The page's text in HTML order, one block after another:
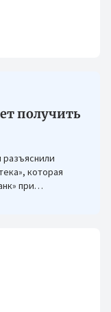
получить
разъяснили
которая
при